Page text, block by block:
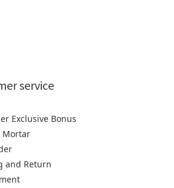
service
Exclusive Bonus
Mortar
and Return